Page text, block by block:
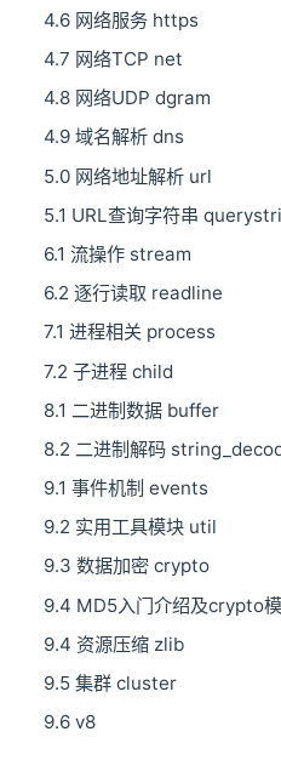
4.6 网络服务 https
4.7 网络TCP net
4.8 网络UDP dgram
4.9 域名解析 dns
5.0 网络地址解析 url
5.1 URL查询字符串
6.1 流操作 stream
6.2 逐行读取 readline
7.1 进程相关 process
7.2 子进程 child
8.1 二进制数据 buffer
8.2 二进制解码
9.1 事件机制 events
9.2 实用工具模块 util
9.3 数据加密 crypto
9.4 MD5入门介绍及crypto
9.4 资源压缩 zlib
9.5 集群 cluster
9.6 v8